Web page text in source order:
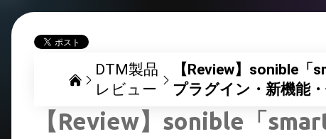
DTM製品
レビュー
【Review】sonible
プラグイン・新機能
【Review】sonible「